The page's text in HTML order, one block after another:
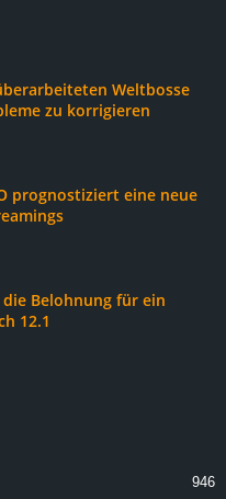
Weltbosse
zu korrigieren
prognostiziert eine neue
Belohnung für ein
12.1
946